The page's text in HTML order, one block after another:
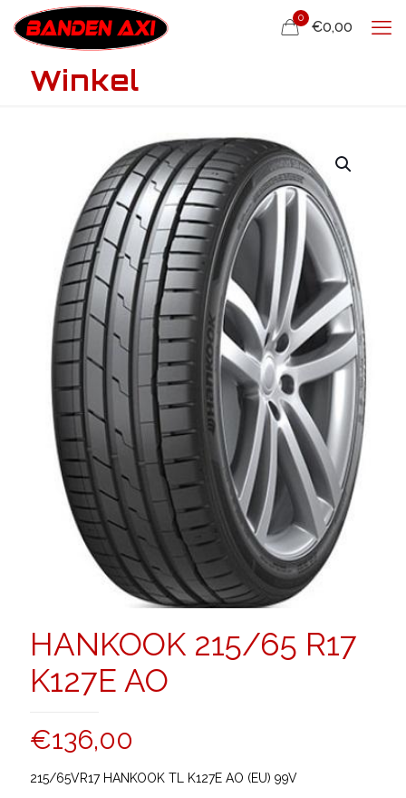
0
€0,00
Winkel
HANKOOK 215/65 R17
K127E AO
€136,00
215/65VR17 HANKOOK TL K127E AO (EU) 99V